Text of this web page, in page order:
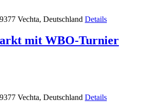
Vechta, Deutschland Details
mit WBO-Turnier
Vechta, Deutschland Details